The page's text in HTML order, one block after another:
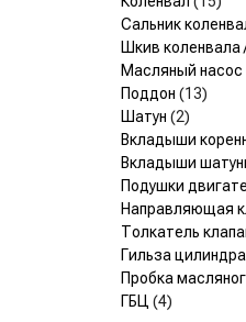
Сальник
Шкив
Масляный насос
Поддон (13)
Шатун (2)
Вкладыши
Вкладыши
Подушки
Направляющая
Толкатель
Гильза цилиндра
Пробка
ГБЦ (4)